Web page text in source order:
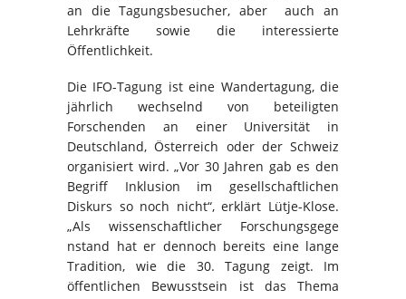
an die Tagungsbesucher, aber auch an
Lehrkräfte sowie die interessierte
Öffentlichkeit.
Die IFO-Tagung ist eine Wandertagung, die
jährlich wechselnd von beteiligten
Forschenden an einer Universität in
Deutschland, Österreich oder der Schweiz
organisiert wird. „Vor 30 Jahren gab es den
Begriff Inklusion im gesellschaftlichen
Diskurs so noch nicht“, erklärt Lütje-Klose.
„Als wissenschaftlicher Forschungsgege
nstand hat er dennoch bereits eine lange
Tradition, wie die 30. Tagung zeigt. Im
öffentlichen Bewusstsein ist das Thema